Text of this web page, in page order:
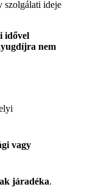
szolgálati ideje
idővel
nem
vagy
járadéka.